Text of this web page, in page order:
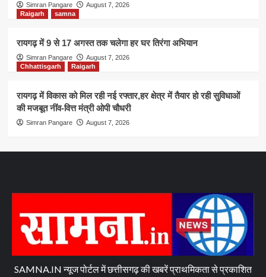
Simran Pangare
August 7, 2026
Raigarh
samna
रायगढ़ में 9 से 17 अगस्त तक चलेगा हर घर तिरंगा अभियान
Simran Pangare
August 7, 2026
Chhattisgarh
Raigarh
रायगढ़ में विकास को मिल रही नई रफ्तार,हर क्षेत्र में तैयार हो रही सुविधाओं
की मजबूत नींव-वित्त मंत्री ओपी चौधरी
Simran Pangare August 7, 2026
SAMNA.IN न्यूज पोर्टल में छत्तीसगढ़ की खबरें प्राथमिकता से प्रकाशित